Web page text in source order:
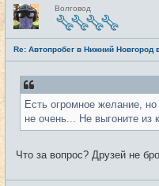
Н
е
в
с
е
т
и
Волговод
Re: Автопробег в Нижний Новгород
Есть огромное желание,
не очень... Не выгоните из
Что за вопрос? Друзей не